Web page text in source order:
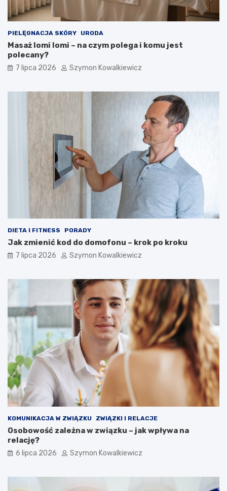
PIELĘGNACJA SKÓRY URODA
Masaż lomi lomi – na czym polega i komu jest
polecany?
7 lipca 2026 Szymon Kowalkiewicz
DIETA I FITNESS PORADY
Jak zmienić kod do domofonu – krok po kroku
7 lipca 2026 Szymon Kowalkiewicz
KOMUNIKACJA W ZWIĄZKU ZWIĄZKI I RELACJE
Osobowość zależna w związku – jak wpływa na
relację?
6 lipca 2026 Szymon Kowalkiewicz